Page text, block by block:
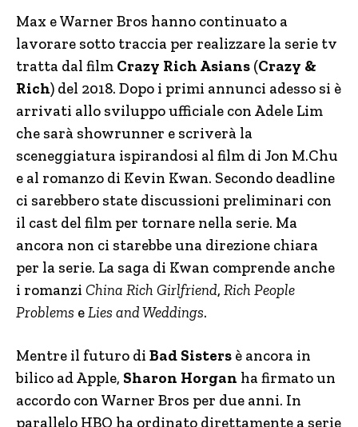
Max e Warner Bros hanno continuato a
lavorare sotto traccia per realizzare la serie tv
tratta dal film Crazy Rich Asians (Crazy &
Rich) del 2018. Dopo i primi annunci adesso si è
arrivati allo sviluppo ufficiale con Adele Lim
che sarà showrunner e scriverà la
sceneggiatura ispirandosi al film di Jon M.Chu
e al romanzo di Kevin Kwan. Secondo deadline
ci sarebbero state discussioni preliminari con
il cast del film per tornare nella serie. Ma
ancora non ci starebbe una direzione chiara
per la serie. La saga di Kwan comprende anche
i romanzi China Rich Girlfriend, Rich People
Problems eLies and Weddings.
Mentre il futuro di Bad Sisters è ancora in
bilico ad Apple, Sharon Horgan ha firmato un
accordo con Warner Bros per due anni. In
parallelo HBO ha ordinato direttamente a serie